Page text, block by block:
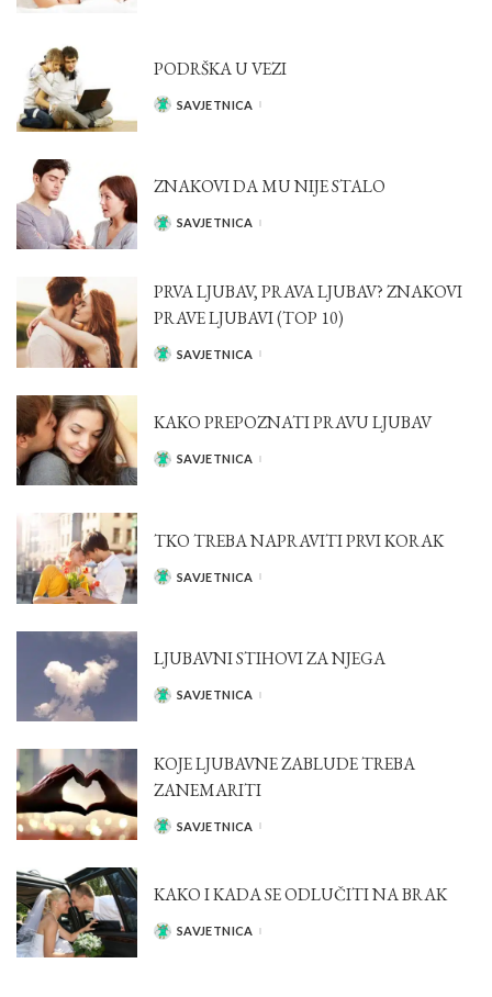
PODRŠKA U VEZI
POSTED
SAVJETNICA
ZNAKOVI DA MU NIJE STALO
POSTED
SAVJETNICA
PRVA LJUBAV, PRAVA LJUBAV? ZNAKOVI
PRAVE LJUBAVI (TOP 10)
POSTED
SAVJETNICA
KAKO PREPOZNATI PRAVU LJUBAV
POSTED
SAVJETNICA
TKO TREBA NAPRAVITI PRVI KORAK
POSTED
SAVJETNICA
LJUBAVNI STIHOVI ZA NJEGA
POSTED
SAVJETNICA
KOJE LJUBAVNE ZABLUDE TREBA
ZANEMARITI
POSTED
SAVJETNICA
KAKO I KADA SE ODLUČITI NA BRAK
POSTED
SAVJETNICA